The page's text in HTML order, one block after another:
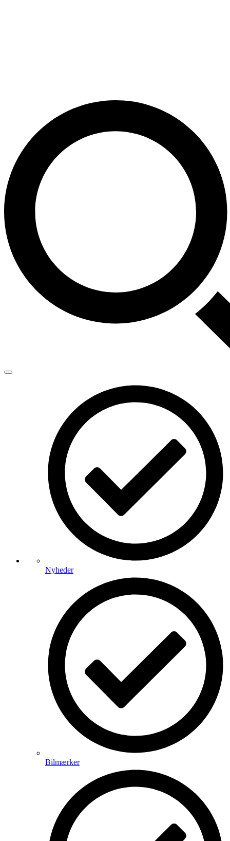
Nyheder
Bilmærker